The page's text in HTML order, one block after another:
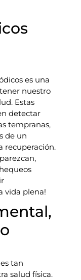
es una
nuestro
Estas
detectar
tempranas,
de un
recuperación.
vida plena!
tan
salud física.